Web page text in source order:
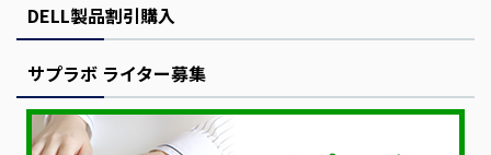
DELL製品割引購入
サプラボ ライター募集